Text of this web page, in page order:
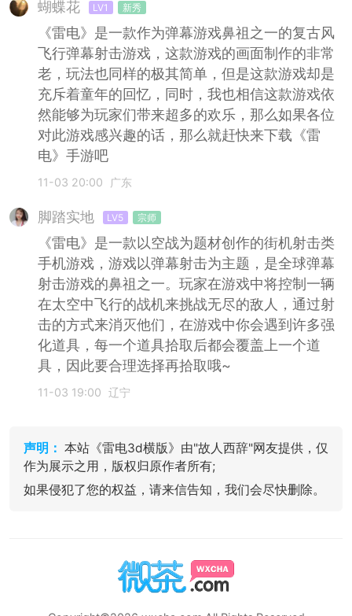
蝴蝶花 LV1 新秀
《雷电》是一款作为弹幕游戏鼻祖之一的复古风
飞行弹幕射击游戏，这款游戏的画面制作的非常
老，玩法也同样的极其简单，但是这款游戏却是
充斥着童年的回忆，同时，我也相信这款游戏依
然能够为玩家们带来超多的欢乐，那么如果各位
对此游戏感兴趣的话，那么就赶快来下载《雷
电》手游吧
11-03 20:00 广东
脚踏实地 LV5 宗师
《雷电》是一款以空战为题材创作的街机射击类
手机游戏，游戏以弹幕射击为主题，是全球弹幕
射击游戏的鼻祖之一。玩家在游戏中将控制一辆
在太空中飞行的战机来挑战无尽的敌人，通过射
击的方式来消灭他们，在游戏中你会遇到许多强
化道具，每一个道具拾取后都会覆盖上一个道
具，因此要合理选择再拾取哦~
11-03 19:00 辽宁
声明： 本站《雷电3d横版》由"故人西辞"网友提供，仅
作为展示之用，版权归原作者所有;
如果侵犯了您的权益，请来信告知，我们会尽快删除。